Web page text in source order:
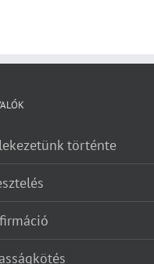
történte